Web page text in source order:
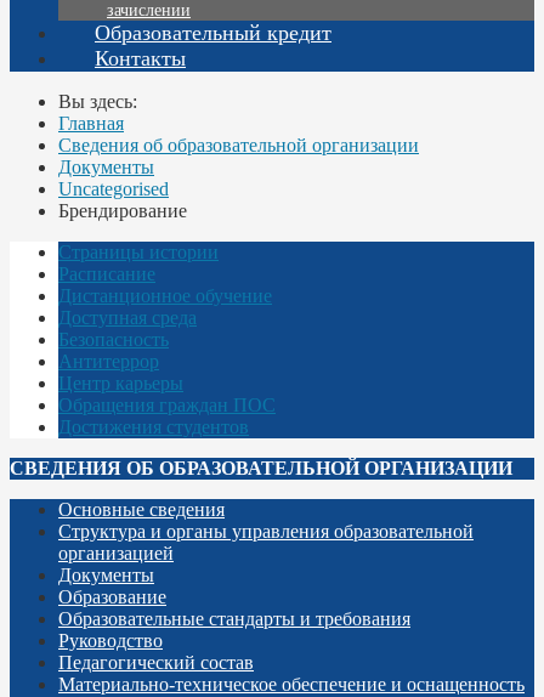
зачислении
Образовательный кредит
Контакты
Вы здесь:
Главная
Сведения об образовательной организации
Документы
Uncategorised
Брендирование
Страницы истории
Расписание
Дистанционное обучение
Доступная среда
Безопасность
Антитеррор
Центр карьеры
Обращения граждан ПОС
Достижения студентов
СВЕДЕНИЯ ОБ ОБРАЗОВАТЕЛЬНОЙ ОРГАНИЗАЦИИ
Основные сведения
Структура и органы управления образовательной
организацией
Документы
Образование
Образовательные стандарты и требования
Руководство
Педагогический состав
Материально-техническое обеспечение и оснащенность